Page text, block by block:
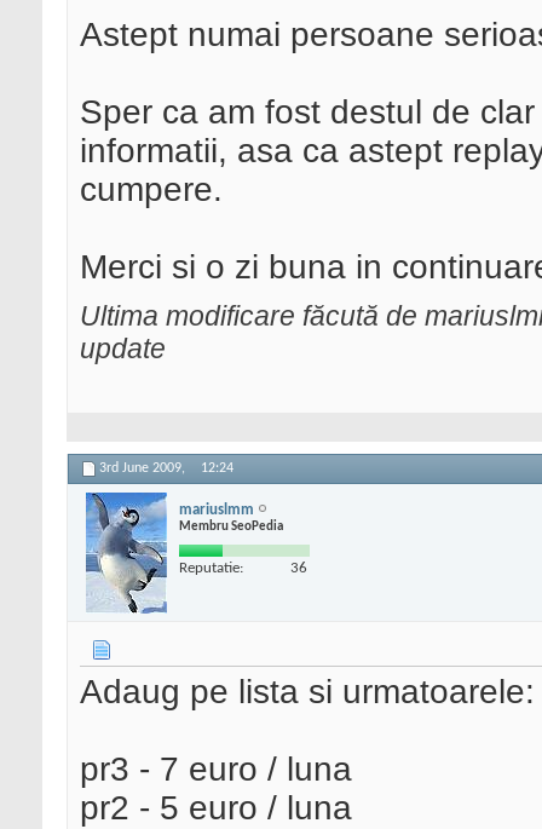
Astept numai persoane
Sper ca am fost destul de
informatii, asa ca astept
cumpere.
Merci si o zi buna in
Ultima modificare făcută de
update
3rd June 2009, 12:24
mariuslmm
Membru SeoPedia
Reputatie: 36
Adaug pe lista si urmatoarele:
pr3 - 7 euro / luna
pr2 - 5 euro / luna